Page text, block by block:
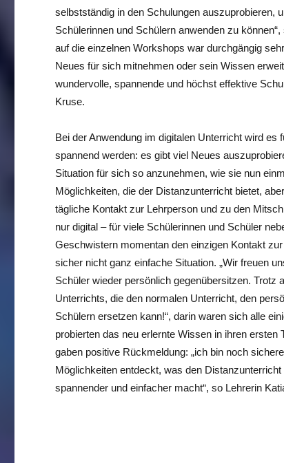
selbstständig in den Schulungen auszuprobieren,
Schülerinnen und Schülern anwenden zu
auf die einzelnen Workshops war durchgängig
Neues für sich mitnehmen oder sein Wissen
wundervolle, spannende und höchst effektive
Kruse.
Bei der Anwendung im digitalen Unterricht wird es
spannend werden: es gibt viel Neues
Situation für sich so anzunehmen, wie sie nun
Möglichkeiten, die der Distanzunterricht bietet,
tägliche Kontakt zur Lehrperson und zu den
nur digital – für viele Schülerinnen und Schüler
Geschwistern momentan den einzigen Kontakt
sicher nicht ganz einfache Situation. „Wir freuen
Schüler wieder persönlich gegenübersitzen. Trotz
Unterrichts, die den normalen Unterricht, den
Schülern ersetzen kann!“, darin waren sich alle
probierten das neu erlernte Wissen in ihren ersten
gaben positive Rückmeldung: „ich bin noch
Möglichkeiten entdeckt, was den
spannender und einfacher macht“, so Lehrerin